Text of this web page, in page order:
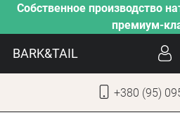
Собственное производство
премиум-
BARK&TAIL
+380 (95)